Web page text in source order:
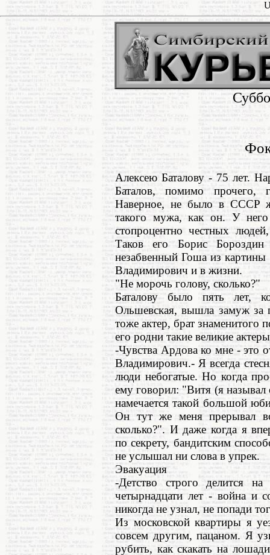
Алексею Баталову - 75 лет.
Баталов, помимо прочего,
Наверное, не было в СССР
такого мужа, как он. У него
стопроцентно честных
Таков его Борис
незабвенный Гоша из
Владимирович и в жизни.
"Не морочь голову, сколько?"
Баталову было пять лет,
Ольшевская, вышла замуж за
тоже актер, брат
его родни такие великие
-Чувства Ардова ко мне - это
Владимирович.- Я всегда
люди небогатые. Но когда
ему говорил: "Витя (я называл
намечается такой большой
Он тут же меня прерывал
сколько?". И даже когда я
по секрету, бандитским
не услышал ни слова в упрек.
Эвакуация
-Детство строго делится
четырнадцати лет - война и
никогда не узнал, не попади
Из московской квартиры я
совсем другим, пацаном. Я
рубить, как скакать на